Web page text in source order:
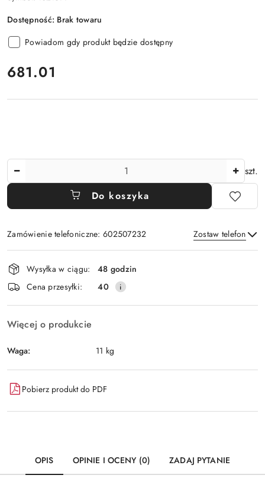
Dostępność: Brak towaru
Powiadom gdy produkt będzie dostępny
cena:
681.01
szt.
Do koszyka
Zamówienie telefoniczne: 602507232 Zostaw telefon
Wyślij
Dostępność
i
dostawa
Wysyłka w ciągu:
48 godzin
Cena przesyłki:
40
Więcej o produkcie
Waga: 11 kg
Pobierz produkt do PDF
OPIS OPINIE I OCENY (0) ZADAJ PYTANIE